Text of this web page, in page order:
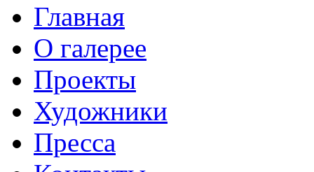
Главная
О галерее
Проекты
Художники
Пресса